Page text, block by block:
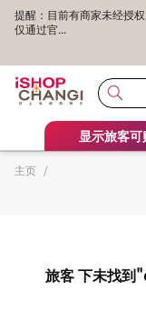
提醒：目前有商家未经授
仅通过官...
显示旅客
主页 /
旅客下未找到